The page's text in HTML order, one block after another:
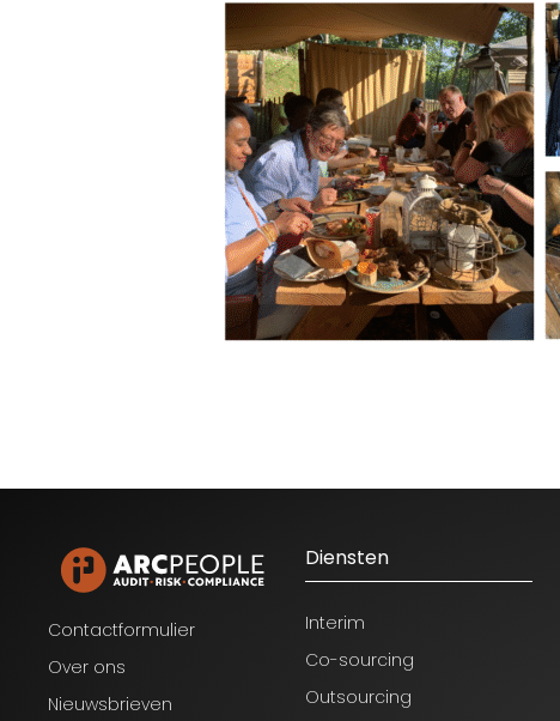
Contactformulier
Over ons
Nieuwsbrieven
Diensten
Interim
Co-sourcing
Outsourcing